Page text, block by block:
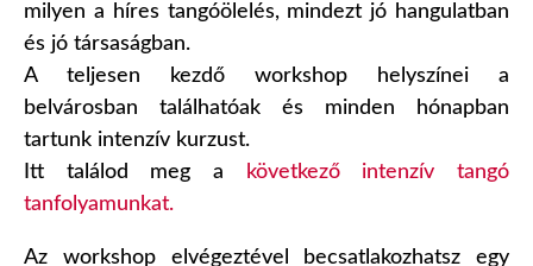
milyen a híres tangóölelés, mindezt jó hangulatban
és jó társaságban.
A teljesen kezdő workshop helyszínei a
belvárosban találhatóak és minden hónapban
tartunk intenzív kurzust.
Itt találod meg a
következő intenzív tangó
tanfolyamunkat.
Az workshop elvégeztével becsatlakozhatsz egy